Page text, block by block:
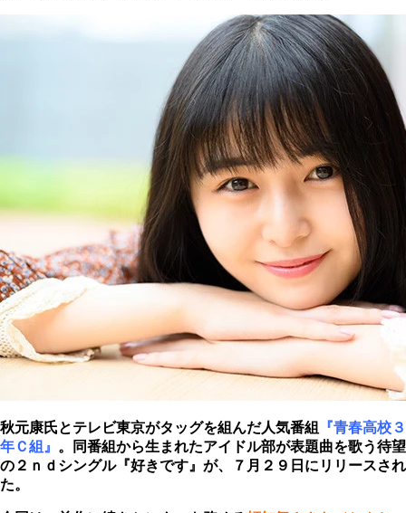
秋元康氏とテレビ東京がタッグを組んだ人気番組
『青春高校３
年Ｃ組』 。同番組から生まれたアイドル部が表題曲を歌う待望
の２ｎｄシングル『好きです』が、７月２９日にリリースされ
た。